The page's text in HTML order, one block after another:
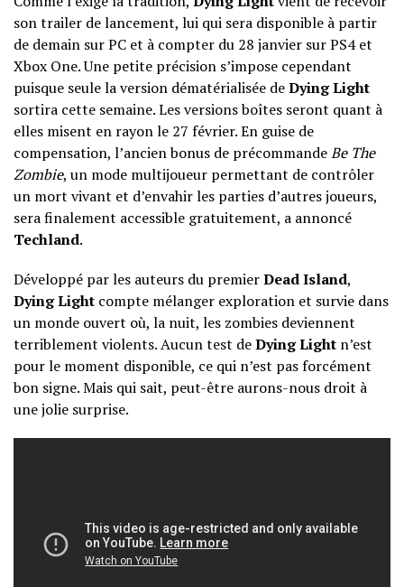
son trailer de lancement, lui qui sera disponible à partir
de demain sur PC et à compter du 28 janvier sur PS4 et
Xbox One. Une petite précision s’impose cependant
puisque seule la version dématérialisée deDying Light
sortira cette semaine. Les versions boîtes seront quant à
elles misent en rayon le 27 février. En guise de
compensation, l’ancien bonus de précommandeBe The
Zombie, un mode multijoueur permettant de contrôler
un mort vivant et d’envahir les parties d’autres joueurs,
sera finalement accessible gratuitement, a annoncé
Techland.
Développé par les auteurs du premierDead Island,
Dying Light compte mélanger exploration et survie dans
un monde ouvert où, la nuit, les zombies deviennent
terriblement violents. Aucun test deDying Light n’est
pour le moment disponible, ce qui n’est pas forcément
bon signe. Mais qui sait, peut-être aurons-nous droit à
une jolie surprise.